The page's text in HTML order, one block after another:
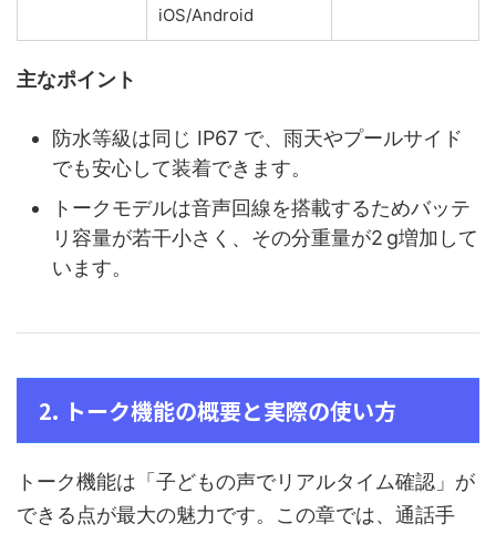
iOS/Android
主なポイント
防水等級は同じ IP67 で、雨天やプールサイド
でも安心して装着できます。
トークモデルは音声回線を搭載するためバッテ
リ容量が若干小さく、その分重量が2 g増加して
います。
2. トーク機能の概要と実際の使い方
トーク機能は「子どもの声でリアルタイム確認」が
できる点が最大の魅力です。この章では、通話手